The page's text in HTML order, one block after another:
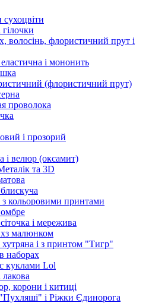
гілочки
волосінь, флористичний прут і
і мононить
(флористичний прут)
проволока
і прозорий
і велюр (оксамит)
та 3D
з кольоровими принтами
і мережива
хз малюнком
і з принтом "Тигр"
наборах
куклами Lol
корони і китиці
і Ріжки Єдинорога